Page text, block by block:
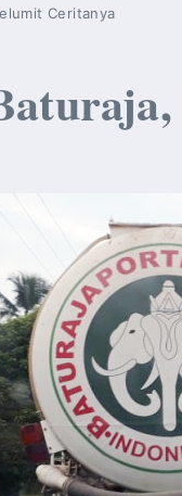
Ceritanya